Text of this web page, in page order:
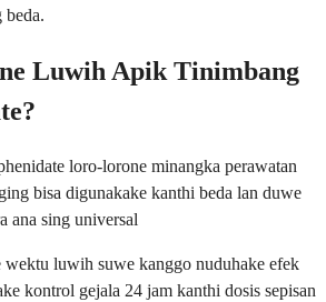
beda.
Luwih Apik Tinimbang
loro-lorone minangka perawatan
bisa digunakake kanthi beda lan duwe
ana sing universal
luwih suwe kanggo nuduhake efek
kontrol gejala 24 jam kanthi dosis sepisan